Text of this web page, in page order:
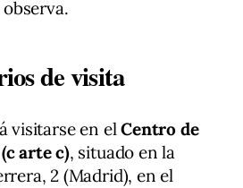
de visita
visitarse en elCentro de
arte c), situado en la
2 (Madrid), en el